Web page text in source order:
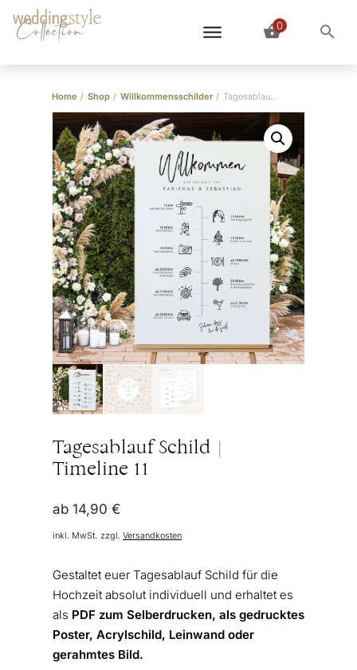
Collection 0
Home / Shop / Willkommensschilder / Tagesablauf Schild | Timeline 11
Tagesablauf Schild |
Timeline 11
ab 14,90 €
inkl. MwSt. zzgl. Versandkosten
Gestaltet euer Tagesablauf Schild für die
Hochzeit absolut individuell und erhaltet es
als PDF zum Selberdrucken, als gedrucktes
Poster, Acrylschild, Leinwand oder
gerahmtes Bild.